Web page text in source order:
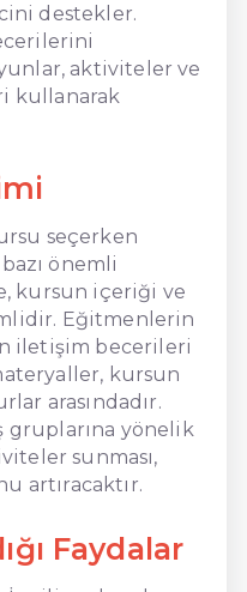
destekler.
aktiviteler ve
kullanarak
seçerken
önemli
kursun içeriği ve
Eğitmenlerin
iletişim becerileri
kursun
arasındadır.
gruplarına yönelik
sunması,
artıracaktır.
Faydalar